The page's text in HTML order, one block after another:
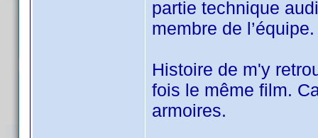
partie technique
membre de l’équipe.
Histoire de m'y
fois le même film.
armoires.